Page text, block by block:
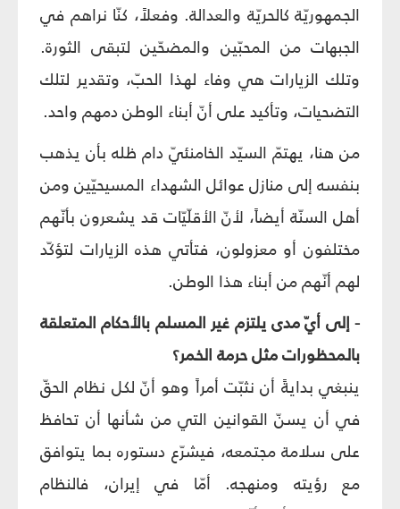
الجمهوريّة كالحريّة والعدالة. وفعلاً، كنّا نراهم في
الجبهات من المحبّين والمضحّين لتبقى الثورة.
وتلك الزيارات هي وفاء لهذا الحبّ، وتقدير لتلك
التضحيات، وتأكيد على أنّ أبناء الوطن دمهم واحد.
من هنا، يهتمّ السيّد الخامنئيّ دام ظله بأن يذهب
بنفسه إلى منازل عوائل الشهداء المسيحيّين ومن
أهل السنّة أيضاً، لأنّ الأقلّيّات قد يشعرون بأنّهم
مختلفون أو معزولون، فتأتي هذه الزيارات لتؤكّد
لهم أنّهم من أبناء هذا الوطن.
- إلى أيّ مدى يلتزم غير المسلم بالأحكام المتعلقة
بالمحظورات مثل حرمة الخمر؟
ينبغي بدايةً أن نثبّت أمراً وهو أنّ لكل نظام الحقّ
في أن يسنّ القوانين التي من شأنها أن تحافظ
على سلامة مجتمعه، فيشرّع دستوره بما يتوافق
مع رؤيته ومنهجه. أمّا في إيران، فالنظام